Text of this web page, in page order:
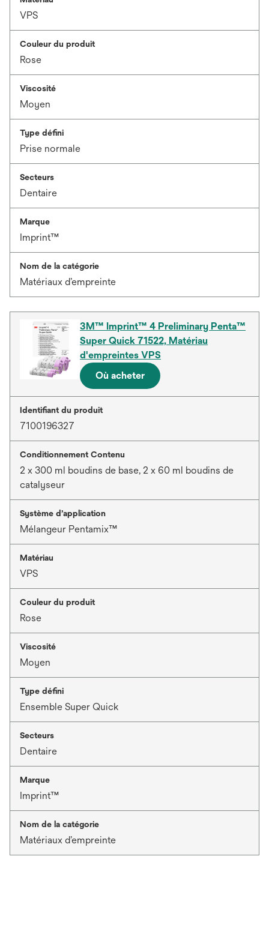
VPS
Couleur du produit
Rose
Viscosité
Moyen
Type défini
Prise normale
Secteurs
Dentaire
Marque
Imprint™
Nom de la catégorie
Matériaux d’empreinte
3M™ Imprint™ 4 Preliminary Penta™
Super Quick 71522, Matériau
d'empreintes VPS
Où acheter
Identifiant du produit
7100196327
Conditionnement Contenu
2 x 300 ml boudins de base, 2 x 60 ml boudins de
catalyseur
Système d’application
Mélangeur Pentamix™
Matériau
VPS
Couleur du produit
Rose
Viscosité
Moyen
Type défini
Ensemble Super Quick
Secteurs
Dentaire
Marque
Imprint™
Nom de la catégorie
Matériaux d’empreinte